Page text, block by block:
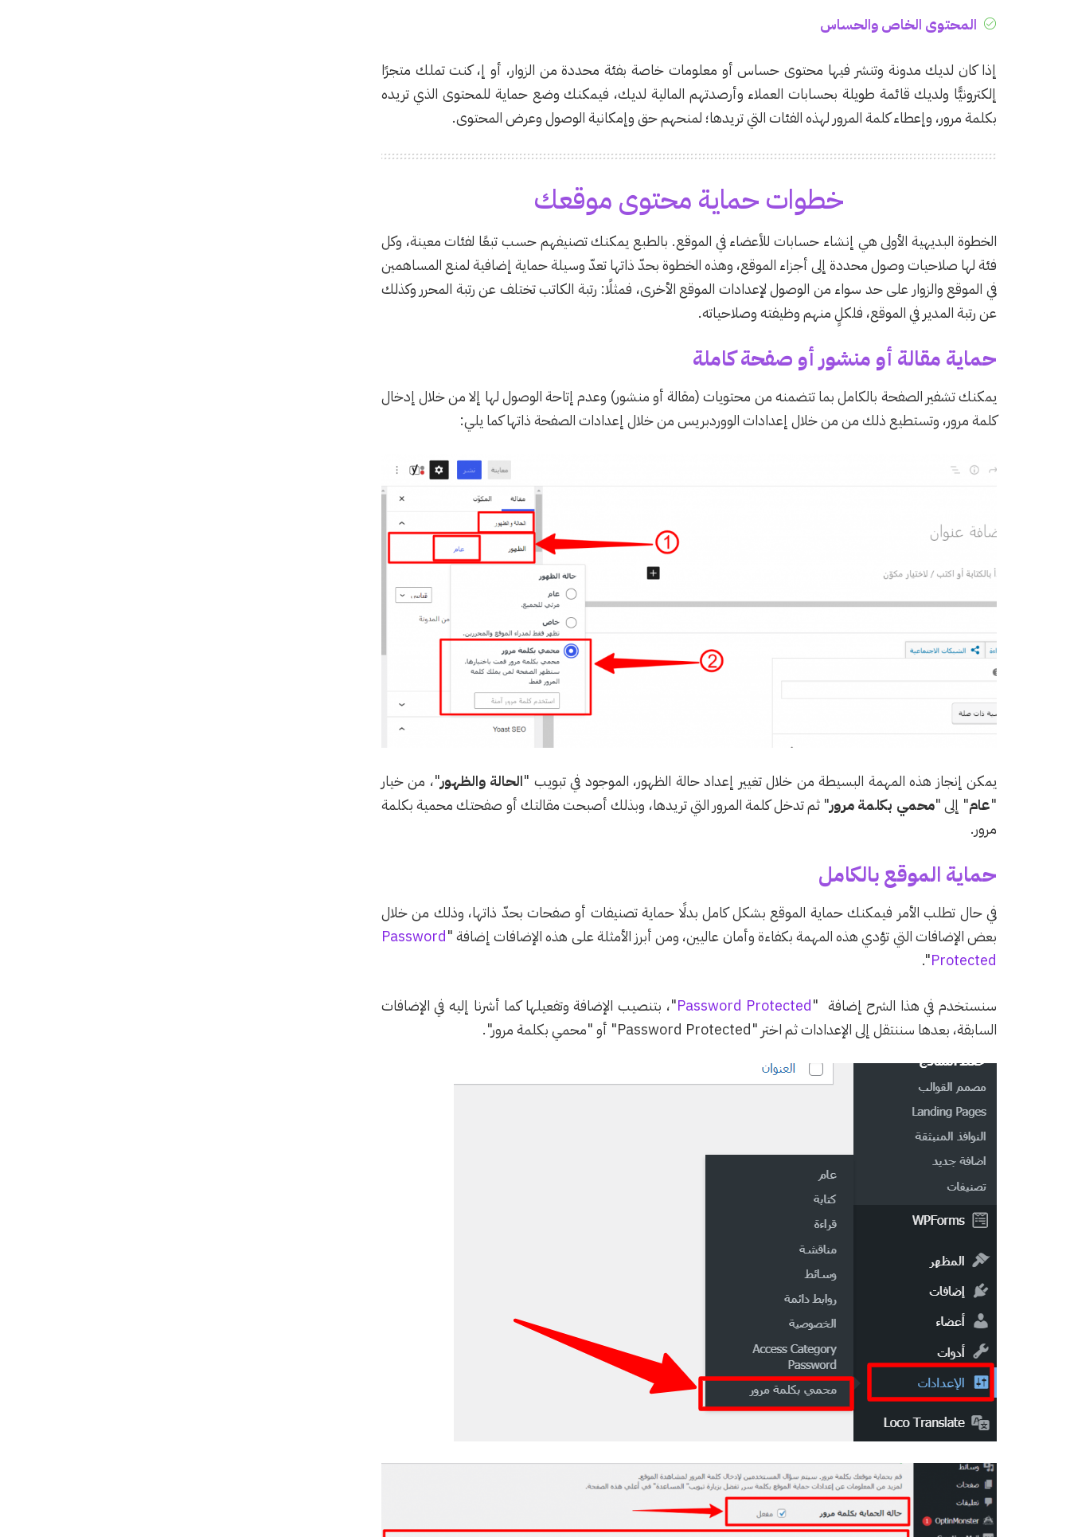
المحتوى الخاص والحساس
إذا كان لديك مدونة وتنشر فيها محتوى حساس أو معلومات خاصة بفئة محددة من الزوار، أو إ، كنت تملك متجرًا
إلكترونيًّا ولديك قائمة طويلة بحسابات العملاء وأرصدتهم المالية لديك، فيمكنك وضع حماية للمحتوى الذي تريده
بكلمة مرور، وإعطاء كلمة المرور لهذه الفئات التي تريدها؛ لمنحهم حق وإمكانية الوصول وعرض المحتوى.
خطوات حماية محتوى موقعك
الخطوة البديهية الأولى هي إنشاء حسابات للأعضاء في الموقع. بالطبع يمكنك تصنيفهم حسب تبعًا لفئات معينة، وكل
فئة لها صلاحيات وصول محددة إلى أجزاء الموقع، وهذه الخطوة بحدّ ذاتها تعدّ وسيلة حماية إضافية لمنع المساهمين
في الموقع والزوار على حد سواء من الوصول لإعدادات الموقع الأخرى، فمثلًا: رتبة الكاتب تختلف عن رتبة المحرر وكذلك
عن رتبة المدير في الموقع، فلكلٍ منهم وظيفته وصلاحياته.
حماية مقالة أو منشور أو صفحة كاملة
يمكنك تشفير الصفحة بالكامل بما تتضمنه من محتويات (مقالة أو منشور) وعدم إتاحة الوصول لها إلا من خلال إدخال
كلمة مرور، وتستطيع ذلك من من خلال إعدادات الووردبريس من خلال إعدادات الصفحة ذاتها كما يلي:
يمكن إنجاز هذه المهمة البسيطة من خلال تغيير إعداد حالة الظهور، الموجود في تبويب "الحالة والظهور"، من خيار
"عام" إلى "محمي بكلمة مرور" ثم تدخل كلمة المرور التي تريدها، وبذلك أصبحت مقالتك أو صفحتك محمية بكلمة
مرور.
حماية الموقع بالكامل
في حال تطلب الأمر فيمكنك حماية الموقع بشكل كامل بدلًا حماية تصنيفات أو صفحات بحدّ ذاتها، وذلك من خلال
بعض الإضافات التي تؤدي هذه المهمة بكفاءة وأمان عاليين، ومن أبرز الأمثلة على هذه الإضافات إضافة "Password
Protected
".
سنستخدم في هذا الشرح إضافة "Password Protected"، بتنصيب الإضافة وتفعيلها كما أشرنا إليه في الإضافات
السابقة، بعدها سننتقل إلى الإعدادات ثم اختر "Password Protected" أو "محمي بكلمة مرور".